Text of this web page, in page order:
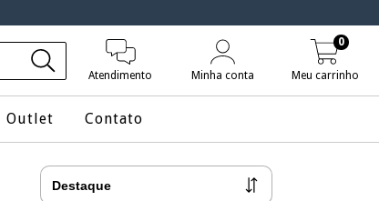
Atendimento Minha conta Meu carrinho
0
Outlet Contato